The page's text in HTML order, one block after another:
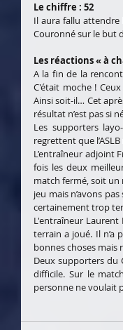
Le chiffre : 52
Il aura fallu attendre
Couronné sur le but
Les réactions « à
A la fin de la
C'était moche !
Ainsi soit-il… Cet
résultat n’est pas si
Les supporters
regrettent que
L’entraîneur adjoint
fois les deux
match fermé, soit un
jeu mais n’avons
certainement trop
L'entraîneur Laurent
terrain a joué. Il n’a
bonnes choses mais
Deux supporters du
difficile. Sur le
personne ne voulait